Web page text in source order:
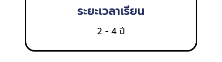
ระยะเวลาเรียน
2 - 4 ปี